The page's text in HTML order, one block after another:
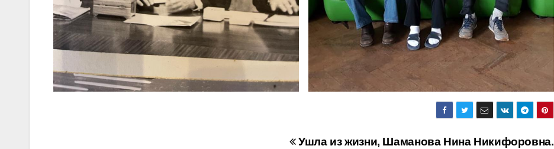
Ушла из жизни, Шаманова Нина Никифоровна.